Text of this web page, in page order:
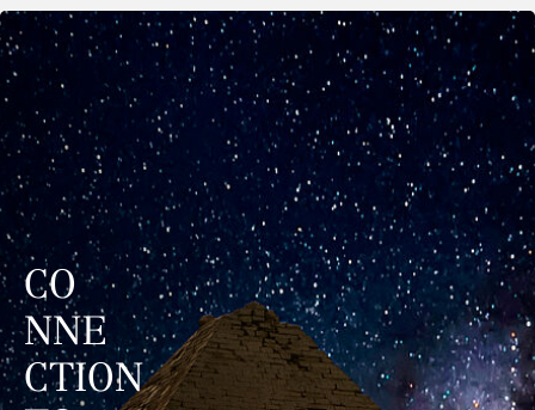
CO
NNE
CTION